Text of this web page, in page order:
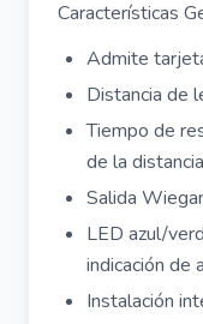
Características
Admite
Distancia de
Tiempo de
de la
Salida
LED azul/
indicación de
Instalación